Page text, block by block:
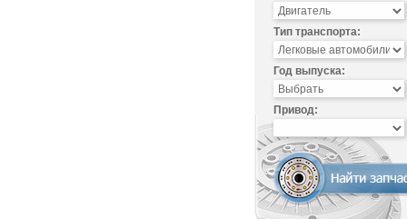
Тип транспорта:
Год выпуска:
Привод: